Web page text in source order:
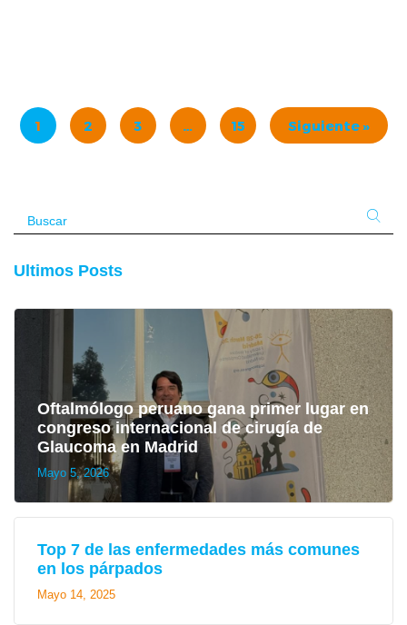
1 2 3 … 15 Siguiente »
Ultimos Posts
Oftalmólogo peruano gana primer lugar en
congreso internacional de cirugía de
Glaucoma en Madrid
Mayo 5, 2026
Top 7 de las enfermedades más comunes
en los párpados
Mayo 14, 2025